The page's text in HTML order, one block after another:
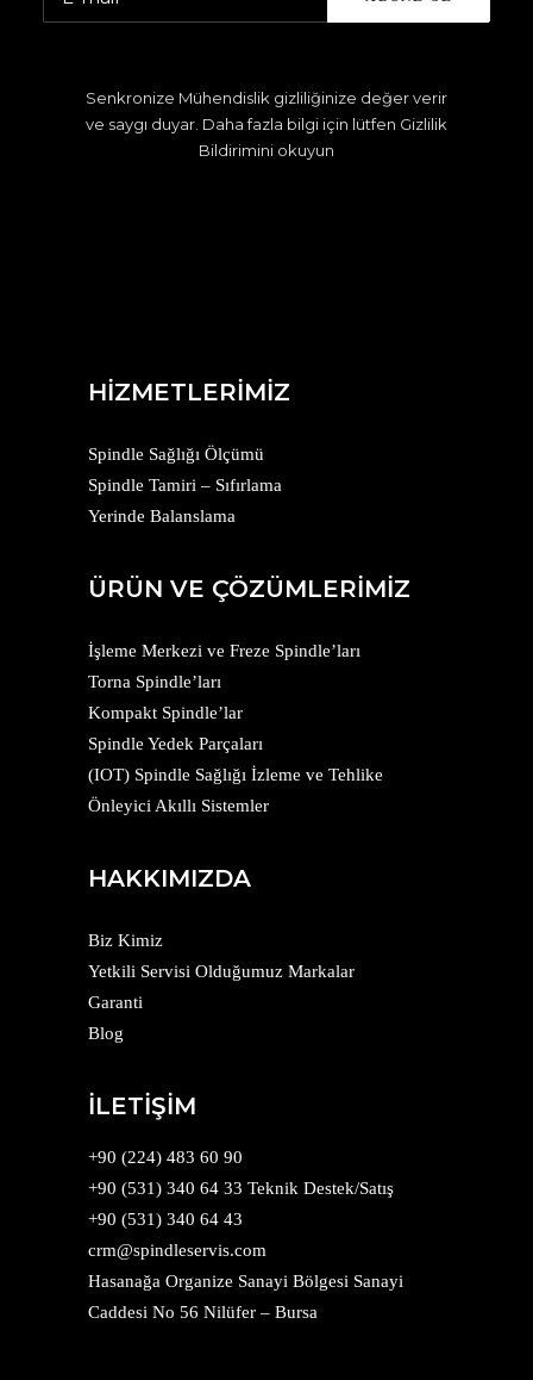
Senkronize Mühendislik gizliliğinize değer verir
ve saygı duyar. Daha fazla bilgi için lütfen Gizlilik
Bildirimini okuyun
HİZMETLERİMİZ
Spindle Sağlığı Ölçümü
Spindle Tamiri – Sıfırlama
Yerinde Balanslama
ÜRÜN VE ÇÖZÜMLERİMİZ
İşleme Merkezi ve Freze Spindle’ları
Torna Spindle’ları
Kompakt Spindle’lar
Spindle Yedek Parçaları
(IOT) Spindle Sağlığı İzleme ve Tehlike
Önleyici Akıllı Sistemler
HAKKIMIZDA
Biz Kimiz
Yetkili Servisi Olduğumuz Markalar
Garanti
Blog
İLETİŞİM
+90 (224) 483 60 90
+90 (531) 340 64 33 Teknik Destek/Satış
+90 (531) 340 64 43
crm@spindleservis.com
Hasanağa Organize Sanayi Bölgesi Sanayi
Caddesi No 56 Nilüfer – Bursa